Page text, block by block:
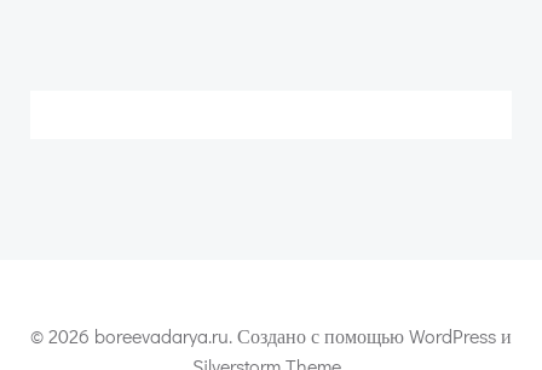
© 2026 boreevadarya.ru. Создано с помощью WordPress и